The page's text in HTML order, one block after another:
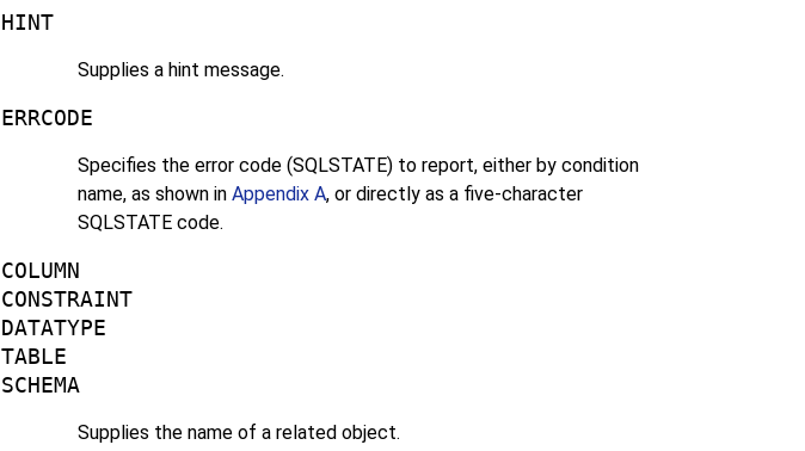
HINT
Supplies a hint message.
ERRCODE
Specifies the error code (SQLSTATE) to report, either by condition
name, as shown in Appendix A, or directly as a five-character
SQLSTATE code.
COLUMN
CONSTRAINT
DATATYPE
TABLE
SCHEMA
Supplies the name of a related object.